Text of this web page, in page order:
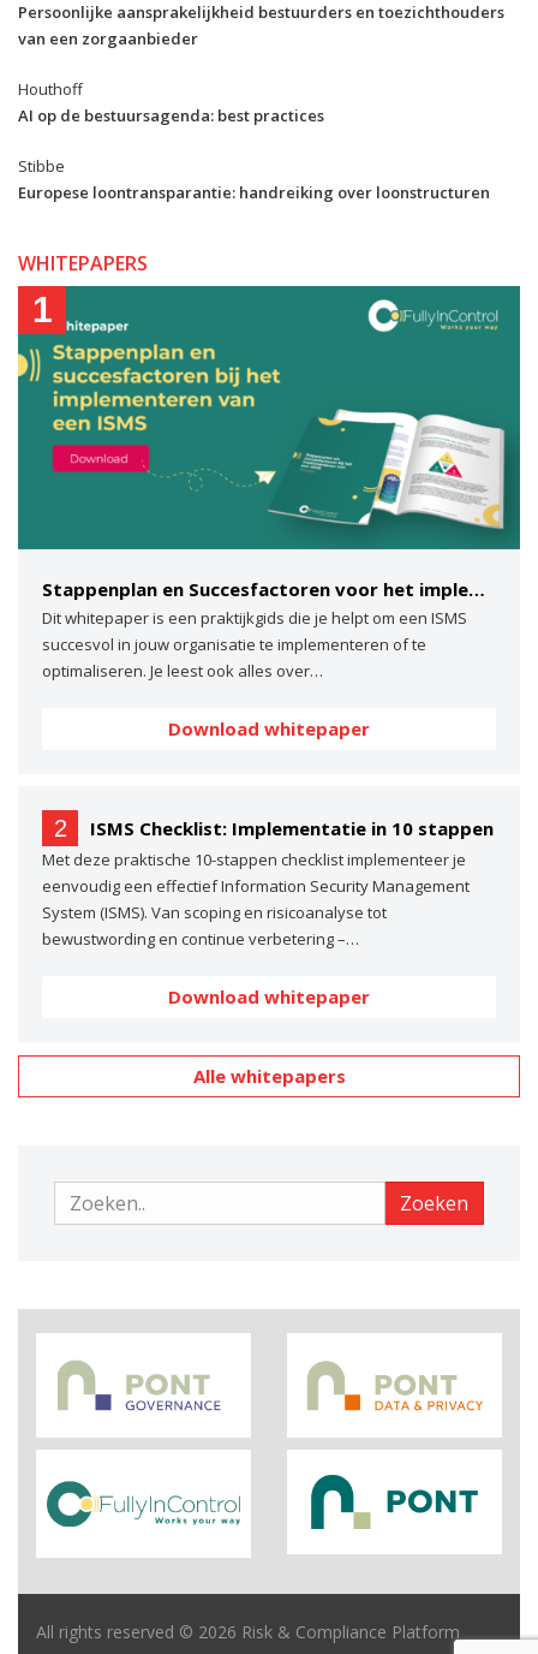
Persoonlijke aansprakelijkheid bestuurders en toezichthouders
van een zorgaanbieder
Houthoff
AI op de bestuursagenda: best practices
Stibbe
Europese loontransparantie: handreiking over loonstructuren
WHITEPAPERS
1
Stappenplan en Succesfactoren voor het implementeren van een ISMS
Dit whitepaper is een praktijkgids die je helpt om een ISMS
succesvol in jouw organisatie te implementeren of te
optimaliseren. Je leest ook alles over…
Download whitepaper
2 ISMS Checklist: Implementatie in 10 stappen
Met deze praktische 10-stappen checklist implementeer je
eenvoudig een effectief Information Security Management
System (ISMS). Van scoping en risicoanalyse tot
bewustwording en continue verbetering –…
Download whitepaper
Alle whitepapers
Zoeken Zoeken
All rights reserved © 2026 Risk & Compliance Platform